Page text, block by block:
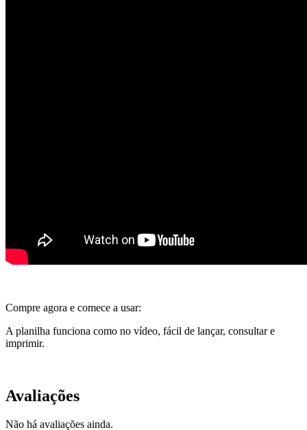
Compre agora e comece a usar:
A planilha funciona como no vídeo, fácil de lançar, consultar e
imprimir.
Avaliações
Não há avaliações ainda.